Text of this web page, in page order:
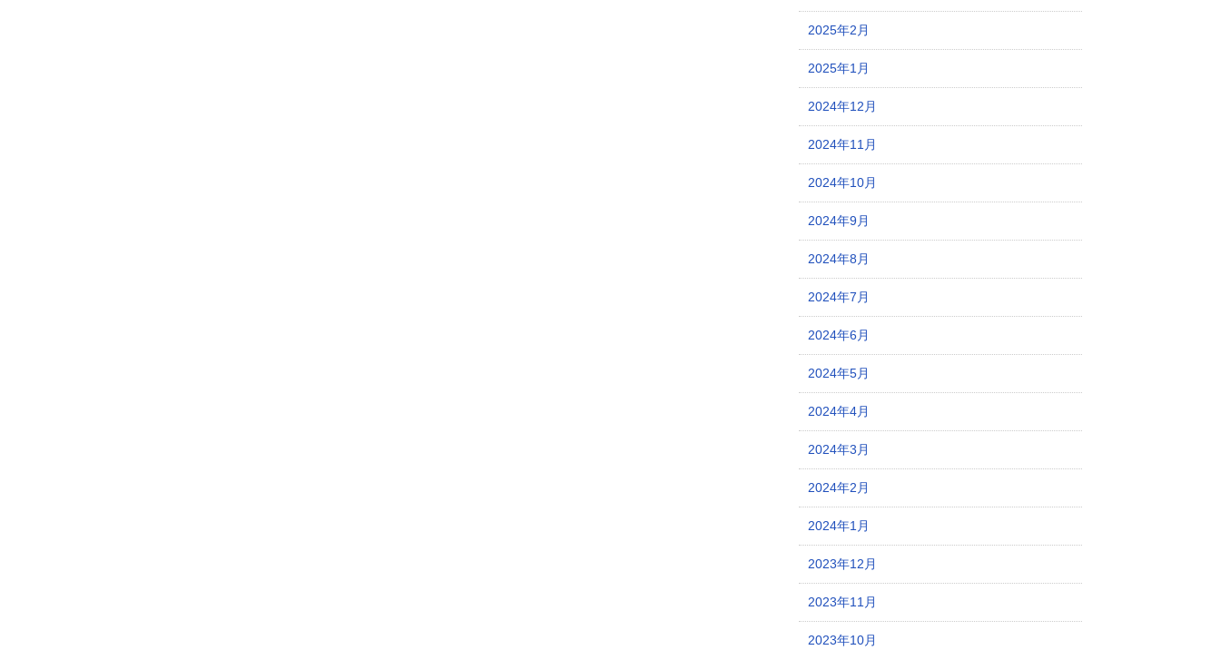
2025年2月
2025年1月
2024年12月
2024年11月
2024年10月
2024年9月
2024年8月
2024年7月
2024年6月
2024年5月
2024年4月
2024年3月
2024年2月
2024年1月
2023年12月
2023年11月
2023年10月